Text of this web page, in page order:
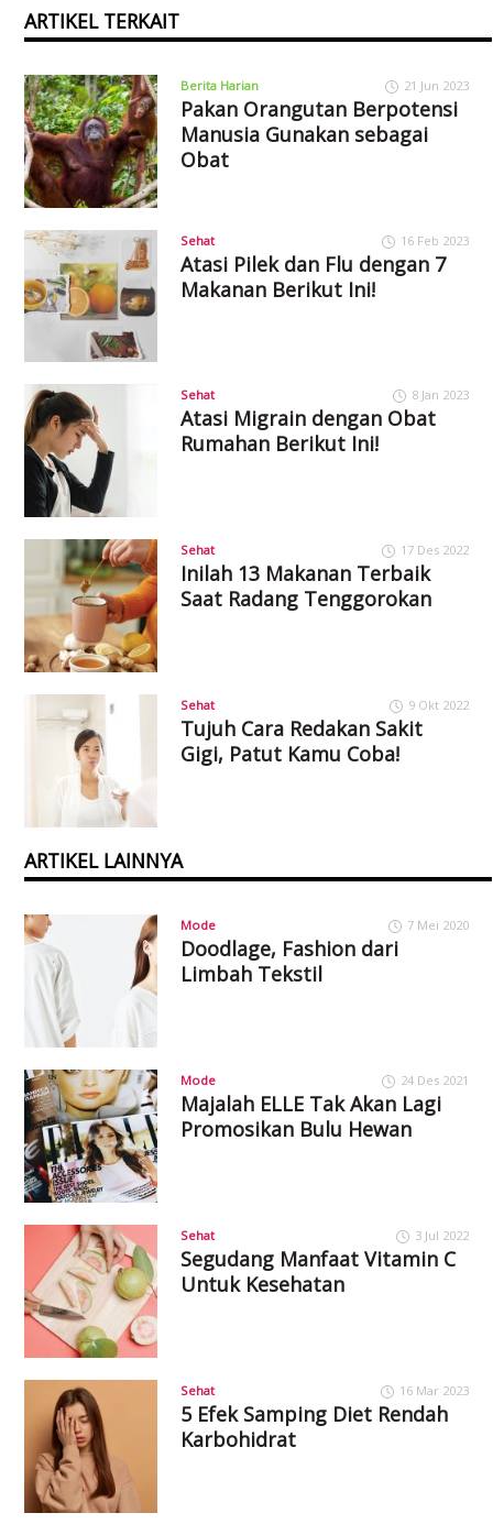
ARTIKEL TERKAIT
Berita Harian 21 Jun 2023
Pakan Orangutan Berpotensi
Manusia Gunakan sebagai
Obat
Sehat 16 Feb 2023
Atasi Pilek dan Flu dengan 7
Makanan Berikut Ini!
Sehat 8 Jan 2023
Atasi Migrain dengan Obat
Rumahan Berikut Ini!
Sehat 17 Des 2022
Inilah 13 Makanan Terbaik
Saat Radang Tenggorokan
Sehat 9 Okt 2022
Tujuh Cara Redakan Sakit
Gigi, Patut Kamu Coba!
ARTIKEL LAINNYA
Mode 7 Mei 2020
Doodlage, Fashion dari
Limbah Tekstil
Mode 24 Des 2021
Majalah ELLE Tak Akan Lagi
Promosikan Bulu Hewan
Sehat 3 Jul 2022
Segudang Manfaat Vitamin C
Untuk Kesehatan
Sehat 16 Mar 2023
5 Efek Samping Diet Rendah
Karbohidrat